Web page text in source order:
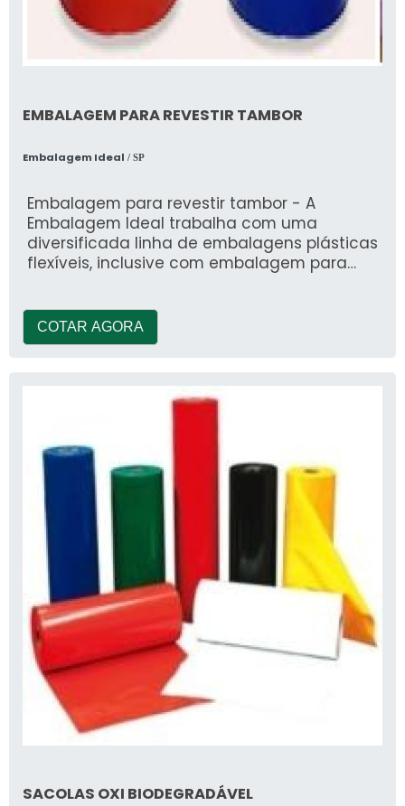
EMBALAGEM PARA REVESTIR TAMBOR
Embalagem Ideal / SP
Embalagem para revestir tambor - A
Embalagem Ideal trabalha com uma
diversificada linha de embalagens plásticas
flexíveis, inclusive com embalagem para
COTAR AGORA
SACOLAS OXI BIODEGRADÁVEL